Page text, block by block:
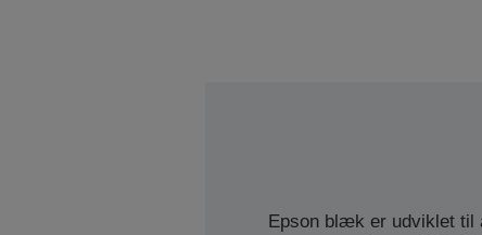
Epson blæk er udviklet til